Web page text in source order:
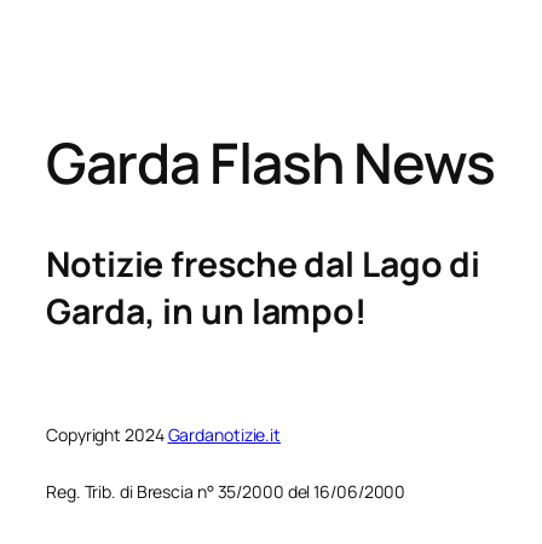
Garda Flash News
Notizie fresche dal Lago di
Garda, in un lampo!
Copyright 2024Gardanotizie.it
Reg. Trib. di Brescia n° 35/2000 del 16/06/2000